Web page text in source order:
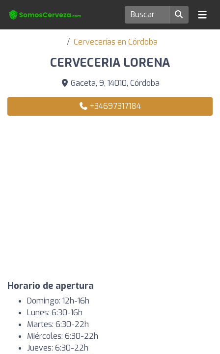
Cervecerías en Córdoba
CERVECERIA LORENA
Gaceta, 9, 14010, Córdoba
+34697317184
Horario de apertura
Domingo: 12h-16h
Lunes: 6:30-16h
Martes: 6:30-22h
Miércoles: 6:30-22h
Jueves: 6:30-22h